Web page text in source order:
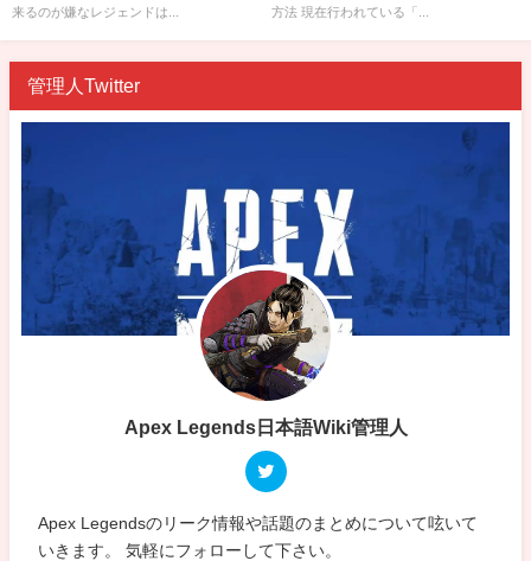
来るのが嫌なレジェンドは...
方法 現在行われている「...
管理人Twitter
Apex Legends日本語Wiki管理人
Apex Legendsのリーク情報や話題のまとめについて呟いて
いきます。 気軽にフォローして下さい。